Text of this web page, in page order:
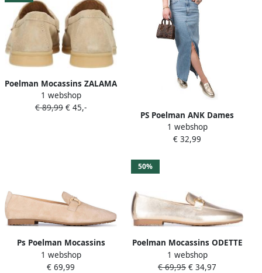
Poelman Mocassins ZALAMA
Dames Loafers
1 webshop
€ 89,99 € 45,-
PS Poelman ANK Dames
Instappers Goud
1 webshop
€ 32,99
Ps Poelman Mocassins
ODETTE Dames instappers
1 webshop
€ 69,99
50%
Poelman Mocassins ODETTE
Dames instappers
1 webshop
€ 69,95 € 34,97